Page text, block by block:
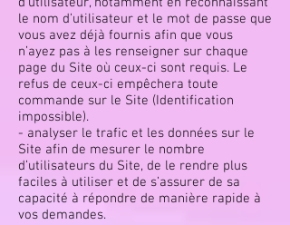
le nom d’utilisateur et le mot de passe que
vous avez déjà fournis afin que vous
n’ayez pas à les renseigner sur chaque
page du Site où ceux-ci sont requis. Le
refus de ceux-ci empêchera toute
commande sur le Site (Identification
impossible).
- analyser le trafic et les données sur le
Site afin de mesurer le nombre
d’utilisateurs du Site, de le rendre plus
faciles à utiliser et de s’assurer de sa
capacité à répondre de manière rapide à
vos demandes.